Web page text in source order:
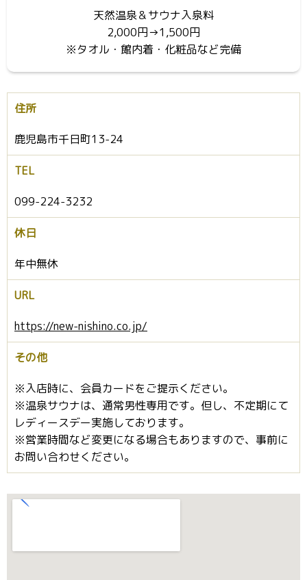
天然温泉＆サウナ入泉料
2,000円→1,500円
※タオル・館内着・化粧品など完備
住所
鹿児島市千日町13-24
TEL
099-224-3232
休日
年中無休
URL
https://new-nishino.co.jp/
その他
※入店時に、会員カードをご提示ください。
※温泉サウナは、通常男性専用です。但し、不定期にて
レディースデー実施しております。
※営業時間など変更になる場合もありますので、事前に
お問い合わせください。